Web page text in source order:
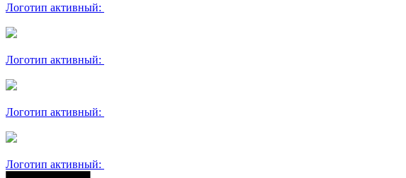
Логотип активный:
Логотип активный:
Логотип активный:
Логотип активный: